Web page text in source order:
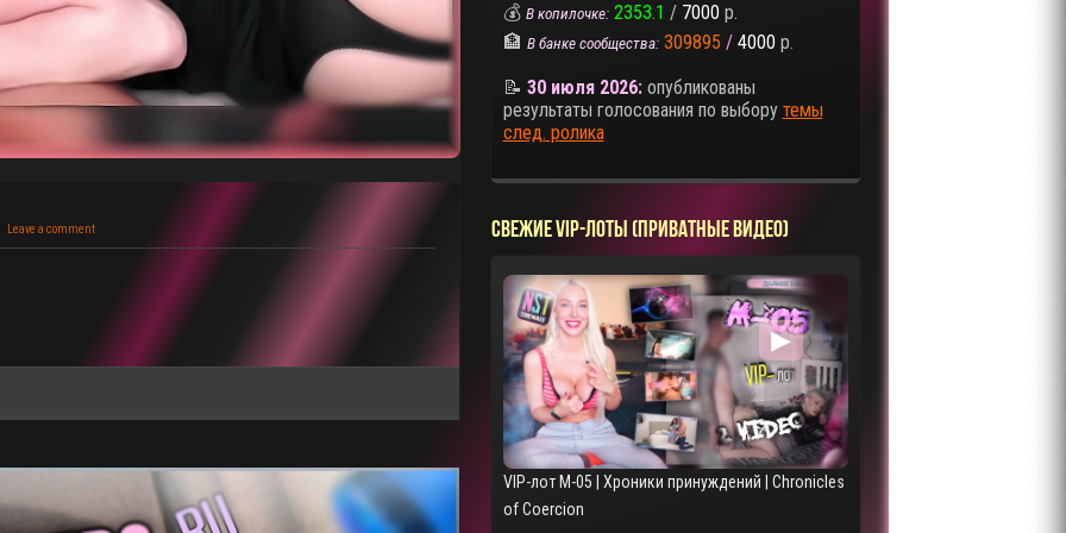
Leave a comment
💰 В копилочке: 2353.1 / 7000 р.
🏦 В банке сообщества: 309895 / 4000 р.
📝 30 июля 2026:опубликованы
результаты голосования по выбору темы
след. ролика
СВЕЖИЕ VIP-ЛОТЫ (ПРИВАТНЫЕ ВИДЕО)
▶
VIP-лот M-05 | Хроники принуждений | Chronicles
of Coercion